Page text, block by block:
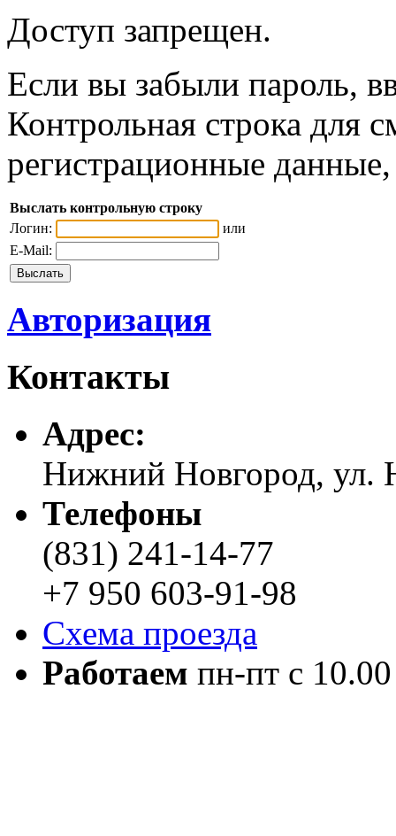
Доступ запрещен.
Если вы забыли пароль,
Контрольная строка для
регистрационные
Выслать контрольную строку
Логин:
или
E-Mail:
Авторизация
Контакты
Адреc:
Нижний Новгород, ул.
Телефоны
(831) 241-14-77
+7 950 603-91-98
Схема проезда
Работаем пн-пт с